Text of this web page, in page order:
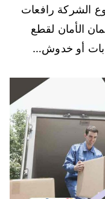
الشركة رافعات
الأمان لقطع
أو خدوش…